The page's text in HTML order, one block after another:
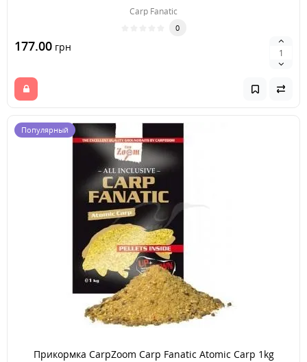
Carp Fanatic
0
177.00 грн
Популярный
Прикормка CarpZoom Carp Fanatic Atomic Carp 1kg